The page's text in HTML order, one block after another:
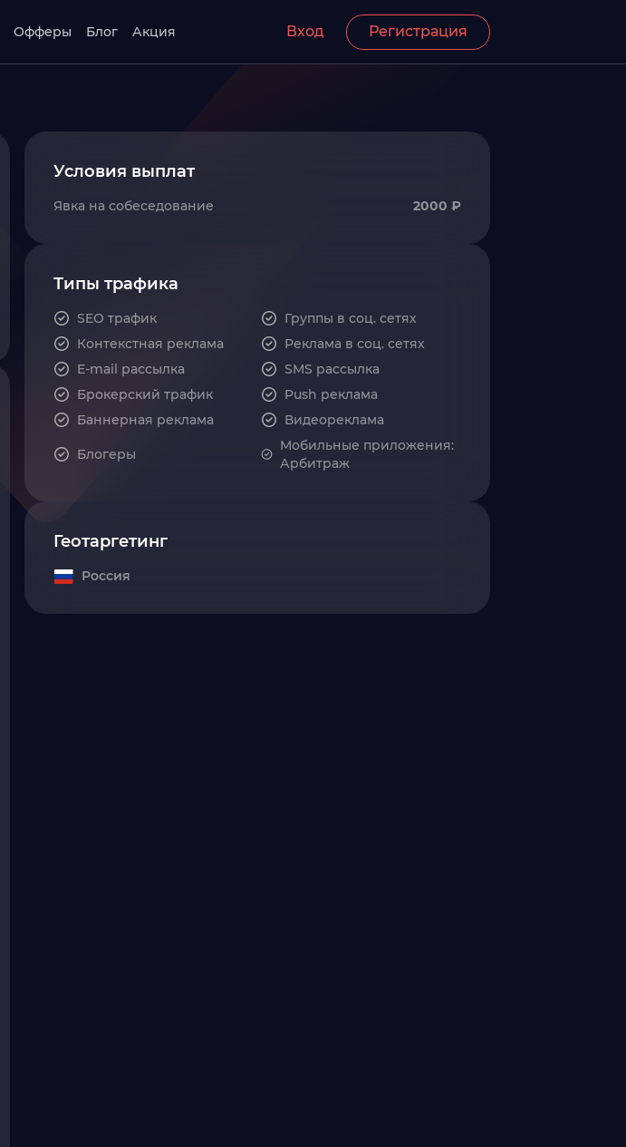
Регистрация
Вход
Офферы Блог Акция
Условия выплат
Явка на собеседование 2000 ₽
Типы трафика
SEO трафик
Группы в соц. сетях
Контекстная реклама
Реклама в соц. сетях
E-mail рассылка
SMS рассылка
Брокерский трафик
Push реклама
Баннерная реклама
Видеореклама
Блогеры
Мобильные приложения:
Арбитраж
Геотаргетинг
Россия